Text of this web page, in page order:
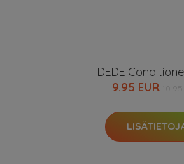
DEDE
9.95 EUR